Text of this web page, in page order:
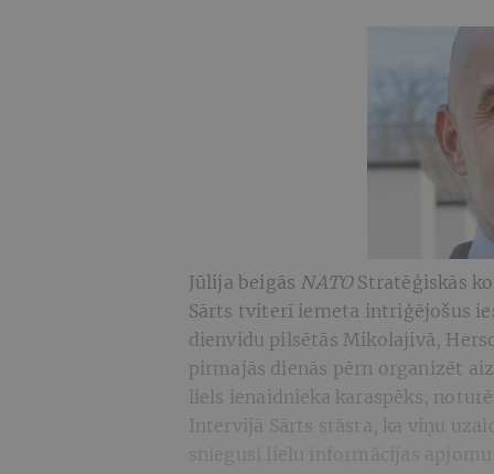
Jūlija beigās NATOStratēģiskās
Sārts tviterī iemeta intriģējošus
dienvidu pilsētās Mikolajivā,
pirmajās dienās pērn organizēt
liels ienaidnieka karaspēks,
Intervijā Sārts stāsta, ka viņu
sniegusi lielu informācijas